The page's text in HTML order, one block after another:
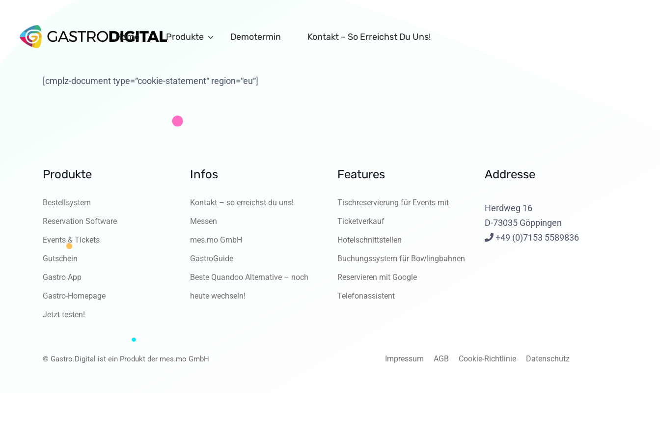
Home Produkte Demotermin Kontakt – So Erreichst Du Uns!
[cmplz-document type=“cookie-statement“ region=“eu“]
Produkte
Bestellsystem
Reservation Software
Events & Tickets
Gutschein
Gastro App
Gastro-Homepage
Jetzt testen!
Infos
Kontakt – so erreichst du uns!
Messen
mes.mo GmbH
GastroGuide
Beste Quandoo Alternative – noch
heute wechseln!
Features
Tischreservierung für Events mit
Ticketverkauf
Hotelschnittstellen
Buchungssystem für Bowlingbahnen
Reservieren mit Google
Telefonassistent
Addresse
Herdweg 16
D-73035 Göppingen
+49 (0)7153 5589836
Impressum AGB Cookie-Richtlinie Datenschutz
© Gastro.Digital ist ein Produkt der mes.mo GmbH